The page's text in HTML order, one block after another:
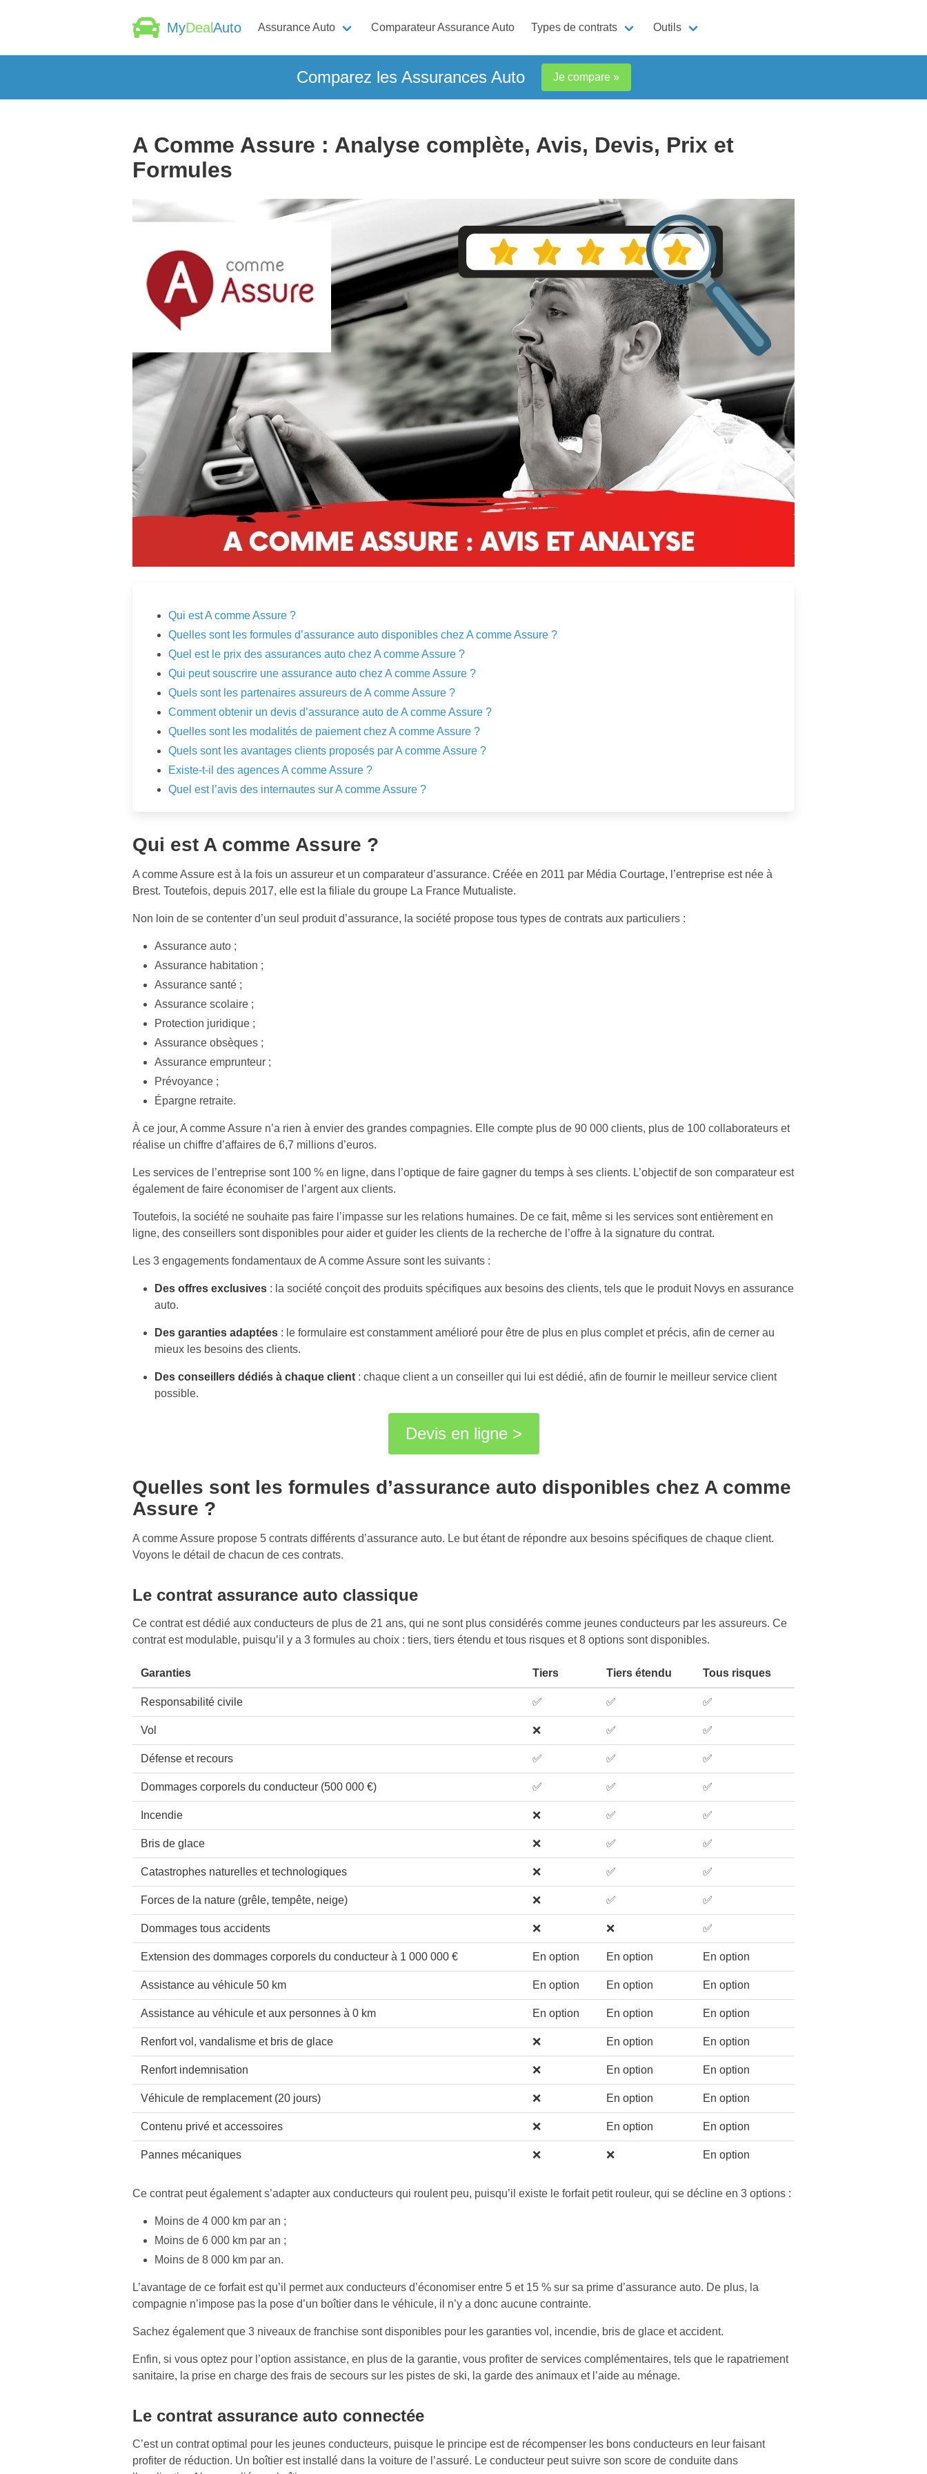
MyDealAuto Assurance Auto Comparateur Assurance Auto Types de contrats Outils
Comparez les Assurances Auto Je compare »
A Comme Assure : Analyse complète, Avis, Devis, Prix et
Formules
Qui est A comme Assure ?
Quelles sont les formules d’assurance auto disponibles chez A comme Assure ?
Quel est le prix des assurances auto chez A comme Assure ?
Qui peut souscrire une assurance auto chez A comme Assure ?
Quels sont les partenaires assureurs de A comme Assure ?
Comment obtenir un devis d’assurance auto de A comme Assure ?
Quelles sont les modalités de paiement chez A comme Assure ?
Quels sont les avantages clients proposés par A comme Assure ?
Existe-t-il des agences A comme Assure ?
Quel est l’avis des internautes sur A comme Assure ?
Qui est A comme Assure ?
A comme Assure est à la fois un assureur et un comparateur d’assurance. Créée en 2011 par Média Courtage, l’entreprise est née à
Brest. Toutefois, depuis 2017, elle est la filiale du groupe La France Mutualiste.
Non loin de se contenter d’un seul produit d’assurance, la société propose tous types de contrats aux particuliers :
Assurance auto ;
Assurance habitation ;
Assurance santé ;
Assurance scolaire ;
Protection juridique ;
Assurance obsèques ;
Assurance emprunteur ;
Prévoyance ;
Épargne retraite.
À ce jour, A comme Assure n’a rien à envier des grandes compagnies. Elle compte plus de 90 000 clients, plus de 100 collaborateurs et
réalise un chiffre d’affaires de 6,7 millions d’euros.
Les services de l’entreprise sont 100 % en ligne, dans l’optique de faire gagner du temps à ses clients. L’objectif de son comparateur est
également de faire économiser de l’argent aux clients.
Toutefois, la société ne souhaite pas faire l’impasse sur les relations humaines. De ce fait, même si les services sont entièrement en
ligne, des conseillers sont disponibles pour aider et guider les clients de la recherche de l’offre à la signature du contrat.
Les 3 engagements fondamentaux de A comme Assure sont les suivants :
Des offres exclusives : la société conçoit des produits spécifiques aux besoins des clients, tels que le produit Novys en assurance
auto.
Des garanties adaptées : le formulaire est constamment amélioré pour être de plus en plus complet et précis, afin de cerner au
mieux les besoins des clients.
Des conseillers dédiés à chaque client : chaque client a un conseiller qui lui est dédié, afin de fournir le meilleur service client
possible.
Devis en ligne >
Quelles sont les formules d’assurance auto disponibles chez A comme
Assure ?
A comme Assure propose 5 contrats différents d’assurance auto. Le but étant de répondre aux besoins spécifiques de chaque client.
Voyons le détail de chacun de ces contrats.
Le contrat assurance auto classique
Ce contrat est dédié aux conducteurs de plus de 21 ans, qui ne sont plus considérés comme jeunes conducteurs par les assureurs. Ce
contrat est modulable, puisqu’il y a 3 formules au choix : tiers, tiers étendu et tous risques et 8 options sont disponibles.
Garanties Tiers Tiers étendu Tous risques
Responsabilité civile ✅ ✅ ✅
Vol ❌ ✅ ✅
Défense et recours ✅ ✅ ✅
Dommages corporels du conducteur (500 000 €) ✅ ✅ ✅
Incendie ❌ ✅ ✅
Bris de glace ❌ ✅ ✅
Catastrophes naturelles et technologiques ❌ ✅ ✅
Forces de la nature (grêle, tempête, neige) ❌ ✅ ✅
Dommages tous accidents ❌ ❌ ✅
Extension des dommages corporels du conducteur à 1 000 000 € En option En option En option
Assistance au véhicule 50 km En option En option En option
Assistance au véhicule et aux personnes à 0 km En option En option En option
Renfort vol, vandalisme et bris de glace ❌ En option En option
Renfort indemnisation ❌ En option En option
Véhicule de remplacement (20 jours) ❌ En option En option
Contenu privé et accessoires ❌ En option En option
Pannes mécaniques ❌ ❌ En option
Ce contrat peut également s’adapter aux conducteurs qui roulent peu, puisqu’il existe le forfait petit rouleur, qui se décline en 3 options :
Moins de 4 000 km par an ;
Moins de 6 000 km par an ;
Moins de 8 000 km par an.
L’avantage de ce forfait est qu’il permet aux conducteurs d’économiser entre 5 et 15 % sur sa prime d’assurance auto. De plus, la
compagnie n’impose pas la pose d’un boîtier dans le véhicule, il n’y a donc aucune contrainte.
Sachez également que 3 niveaux de franchise sont disponibles pour les garanties vol, incendie, bris de glace et accident.
Enfin, si vous optez pour l’option assistance, en plus de la garantie, vous profiter de services complémentaires, tels que le rapatriement
sanitaire, la prise en charge des frais de secours sur les pistes de ski, la garde des animaux et l’aide au ménage.
Le contrat assurance auto connectée
C’est un contrat optimal pour les jeunes conducteurs, puisque le principe est de récompenser les bons conducteurs en leur faisant
profiter de réduction. Un boîtier est installé dans la voiture de l’assuré. Le conducteur peut suivre son score de conduite dans